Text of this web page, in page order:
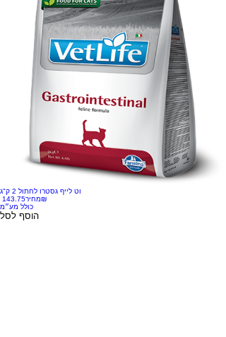
וט לייף גסטרו לחתול 2 ק"ג
מחיר‏143.75 ‏₪
כולל מע״מ
הוסף לסל